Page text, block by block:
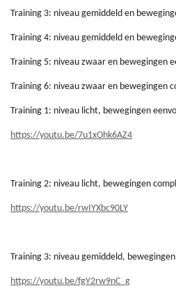
Training 3: niveau gemiddeld en
Training 4: niveau gemiddeld en
Training 5: niveau zwaar en bewegingen
Training 6: niveau zwaar en bewegingen
Training 1: niveau licht, bewegingen
https://youtu.be/7u1xOhk6AZ4
Training 2: niveau licht, bewegingen
https://youtu.be/rwIYXbc90LY
Training 3: niveau gemiddeld,
https://youtu.be/fgY2rw9nC_g